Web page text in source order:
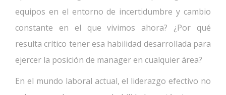
equipos en el entorno de incertidumbre y cambio
constante en el que vivimos ahora? ¿Por qué
resulta crítico tener esa habilidad desarrollada para
ejercer la posición de manager en cualquier área?
En el mundo laboral actual, el liderazgo efectivo no